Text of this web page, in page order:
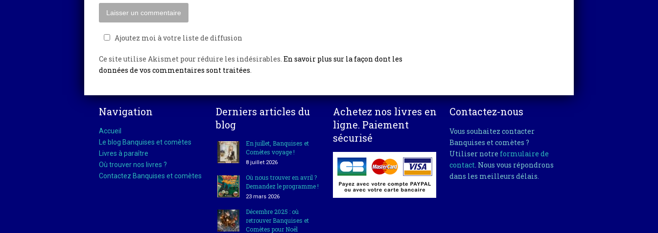
Ajoutez moi à votre liste de diffusion
Ce site utilise Akismet pour réduire les indésirables. En savoir plus sur la façon dont les
données de vos commentaires sont traitées
Navigation
Accueil
Le blog Banquises et comètes
Livres à paraître
Où trouver nos livres ?
Contactez Banquises et comètes
Derniers articles du
blog
En juillet, Banquises et
Comètes voyage !
8 juillet 2026
Où nous trouver en avril ?
Demandez le programme !
23 mars 2026
Décembre 2025 : où
retrouver Banquises et
Comètes pour Noël
Achetez nos livres en
ligne. Paiement
sécurisé
Contactez-nous
Vous souhaitez contacter
Banquises et comètes ?
Utiliser notre formulaire de
contact. Nous vous répondrons
dans les meilleurs délais.